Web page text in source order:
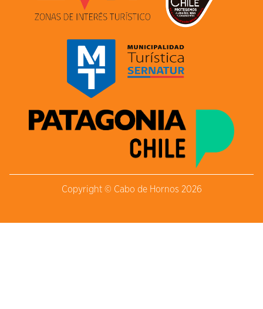
Copyright © Cabo de Hornos 2026